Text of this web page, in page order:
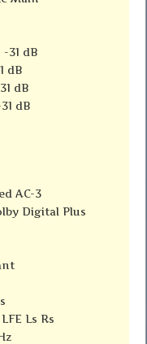
31 dB
dB
dB
dB
AC-3
Digital Plus
Ls Rs